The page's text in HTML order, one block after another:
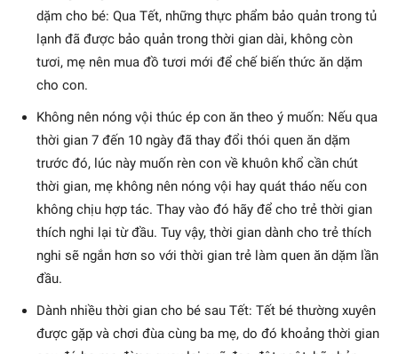
dặm cho bé: Qua Tết, những thực phẩm bảo quản trong tủ
lạnh đã được bảo quản trong thời gian dài, không còn
tươi, mẹ nên mua đồ tươi mới để chế biến thức ăn dặm
cho con.
Không nên nóng vội thúc ép con ăn theo ý muốn: Nếu qua
thời gian 7 đến 10 ngày đã thay đổi thói quen ăn dặm
trước đó, lúc này muốn rèn con về khuôn khổ cần chút
thời gian, mẹ không nên nóng vội hay quát tháo nếu con
không chịu hợp tác. Thay vào đó hãy để cho trẻ thời gian
thích nghi lại từ đầu. Tuy vậy, thời gian dành cho trẻ thích
nghi sẽ ngắn hơn so với thời gian trẻ làm quen ăn dặm lần
đầu.
Dành nhiều thời gian cho bé sau Tết: Tết bé thường xuyên
được gặp và chơi đùa cùng ba mẹ, do đó khoảng thời gian